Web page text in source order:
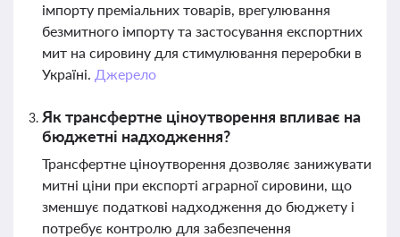
імпорту преміальних товарів, врегулювання
безмитного імпорту та застосування експортних
мит на сировину для стимулювання переробки в
Україні. Джерело
Як трансфертне ціноутворення впливає на
бюджетні надходження?
Трансфертне ціноутворення дозволяє занижувати
митні ціни при експорті аграрної сировини, що
зменшує податкові надходження до бюджету і
потребує контролю для забезпечення